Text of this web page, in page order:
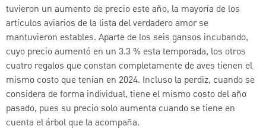
tuvieron un aumento de precio este año, la mayoría de los
artículos aviarios de la lista del verdadero amor se
mantuvieron estables. Aparte de los seis gansos incubando,
cuyo precio aumentó en un 3.3 % esta temporada, los otros
cuatro regalos que constan completamente de aves tienen el
mismo costo que tenían en 2024. Incluso la perdiz, cuando se
considera de forma individual, tiene el mismo costo del año
pasado, pues su precio solo aumenta cuando se tiene en
cuenta el árbol que la acompaña.